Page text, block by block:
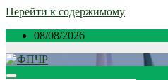
Перейти к содержимому
08/08/2026